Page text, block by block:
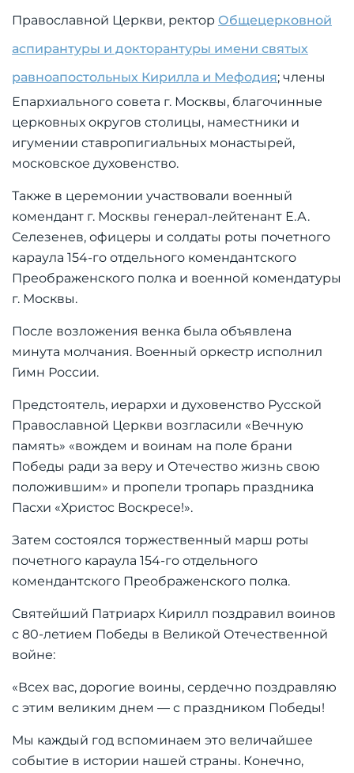
Православной Церкви, ректор Общецерковной
аспирантуры и докторантуры имени святых
равноапостольных Кирилла и Мефодия; члены
Епархиального совета г. Москвы, благочинные
церковных округов столицы, наместники и
игумении ставропигиальных монастырей,
московское духовенство.
Также в церемонии участвовали военный
комендант г. Москвы генерал-лейтенант Е.А.
Селезенев, офицеры и солдаты роты почетного
караула 154-го отдельного комендантского
Преображенского полка и военной комендатуры
г. Москвы.
После возложения венка была объявлена
минута молчания. Военный оркестр исполнил
Гимн России.
Предстоятель, иерархи и духовенство Русской
Православной Церкви возгласили «Вечную
память» «вождем и воинам на поле брани
Победы ради за веру и Отечество жизнь свою
положившим» и пропели тропарь праздника
Пасхи «Христос Воскресе!».
Затем состоялся торжественный марш роты
почетного караула 154-го отдельного
комендантского Преображенского полка.
Святейший Патриарх Кирилл поздравил воинов
с 80-летием Победы в Великой Отечественной
войне:
«Всех вас, дорогие воины, сердечно поздравляю
с этим великим днем — с праздником Победы!
Мы каждый год вспоминаем это величайшее
событие в истории нашей страны. Конечно,